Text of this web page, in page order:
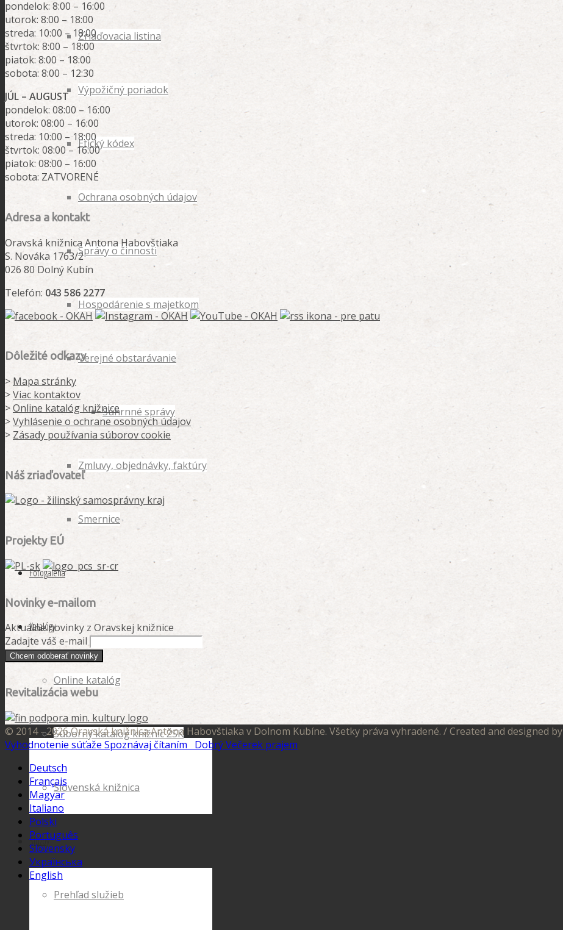
Zriaďovacia listina
Výpožičný poriadok
Etický kódex
Ochrana osobných údajov
Správy o činnosti
Hospodárenie s majetkom
Verejné obstarávanie
Súhrnné správy
Zmluvy, objednávky, faktúry
Smernice
Fotogaléria
Katalógy
Online katalóg
Súborný katalóg knižníc ŽSK
Slovenská knižnica
Služby
Prehľad služieb
pondelok: 8:00 – 16:00
utorok: 8:00 – 18:00
streda: 10:00 – 18:00
štvrtok: 8:00 – 18:00
piatok: 8:00 – 18:00
sobota: 8:00 – 12:30
JÚL – AUGUST
pondelok: 08:00 – 16:00
utorok: 08:00 – 16:00
streda: 10:00 – 18:00
štvrtok: 08:00 – 16:00
piatok: 08:00 – 16:00
sobota: ZATVORENÉ
Adresa a kontakt
Oravská knižnica Antona Habovštiaka
S. Nováka 1763/2
026 80 Dolný Kubín
Telefón: 043 586 2277
Dôležité odkazy
> Mapa stránky
>Viac kontaktov
>Online katalóg knižnice
>Vyhlásenie o ochrane osobných údajov
> Zásady používania súborov cookie
Náš zriaďovateľ
Projekty EÚ
Novinky e-mailom
Aktuálne novinky z Oravskej knižnice
Zadajte váš e-mail
Revitalizácia webu
© 2014 - 2026 Oravská knižnica Antona Habovštiaka v Dolnom Kubíne. Všetky práva vyhradené. / Created and designed by
Vyhodnotenie súťaže Spoznávaj čítaním
Dobrý Večerek prajem
Deutsch
Français
Magyar
Italiano
Polski
Português
Slovensky
Українська
English